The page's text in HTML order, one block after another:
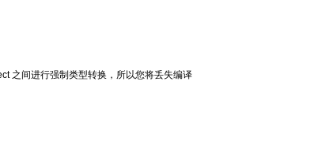
之间进行强制类型转换，所以您将丢失编译